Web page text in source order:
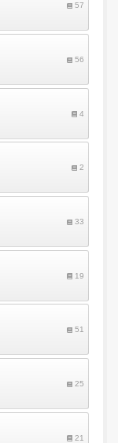
57
56
4
2
33
19
51
25
21